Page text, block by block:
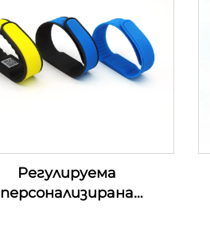
Регулируема
персонализирана